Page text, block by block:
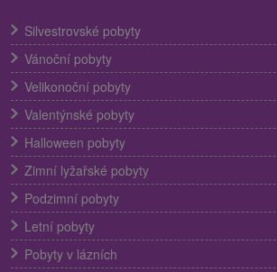
Silvestrovské pobyty
Vánoční pobyty
Velikonoční pobyty
Valentýnské pobyty
Halloween pobyty
Zimní lyžařské pobyty
Podzimní pobyty
Letní pobyty
Pobyty v lázních